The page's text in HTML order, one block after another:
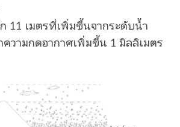
11 เมตรที่เพิ่มขึ้นจากระดับน้ำ
ความกดอากาศเพิ่มขึ้น 1 มิลลิเมตร